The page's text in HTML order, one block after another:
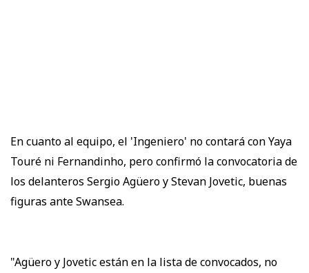
En cuanto al equipo, el 'Ingeniero' no contará con Yaya
Touré ni Fernandinho, pero confirmó la convocatoria de
los delanteros Sergio Agüero y Stevan Jovetic, buenas
figuras ante Swansea.
"Agüero y Jovetic están en la lista de convocados, no